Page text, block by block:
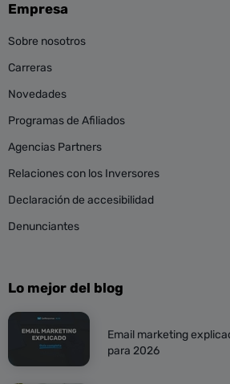
Empresa
Sobre nosotros
Carreras
Novedades
Programas de Afiliados
Agencias Partners
Relaciones con los Inversores
Declaración de accesibilidad
Denunciantes
Lo mejor del blog
Email marketing
para 2026